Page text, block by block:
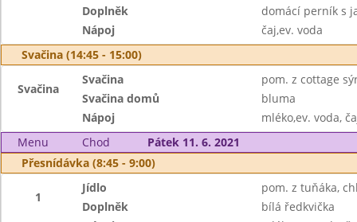
Doplněk
domácí perník s
Nápoj
čaj,ev. voda
Svačina (14:45 - 15:00)
Svačina
Svačina
pom. z cottage
Svačina domů
bluma
Nápoj
mléko,ev. voda,
Menu
Chod
Pátek 11. 6. 2021
Přesnídávka (8:45 - 9:00)
1
Jídlo
pom. z tuňáka,
Doplněk
bílá ředkvička